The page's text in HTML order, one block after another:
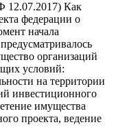
12.07.2017) Как
федерации о
начала
организаций
условий:
на территории
инвестиционного
имущества
проекта, ведение